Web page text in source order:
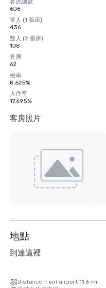
客房總數
606
單人 (1 張床)
436
雙人 (2 張床)
108
套房
62
稅率
8.625%
入住率
17.695%
客房照片
地點
到達這裡
Distance from airport 11.6 mi